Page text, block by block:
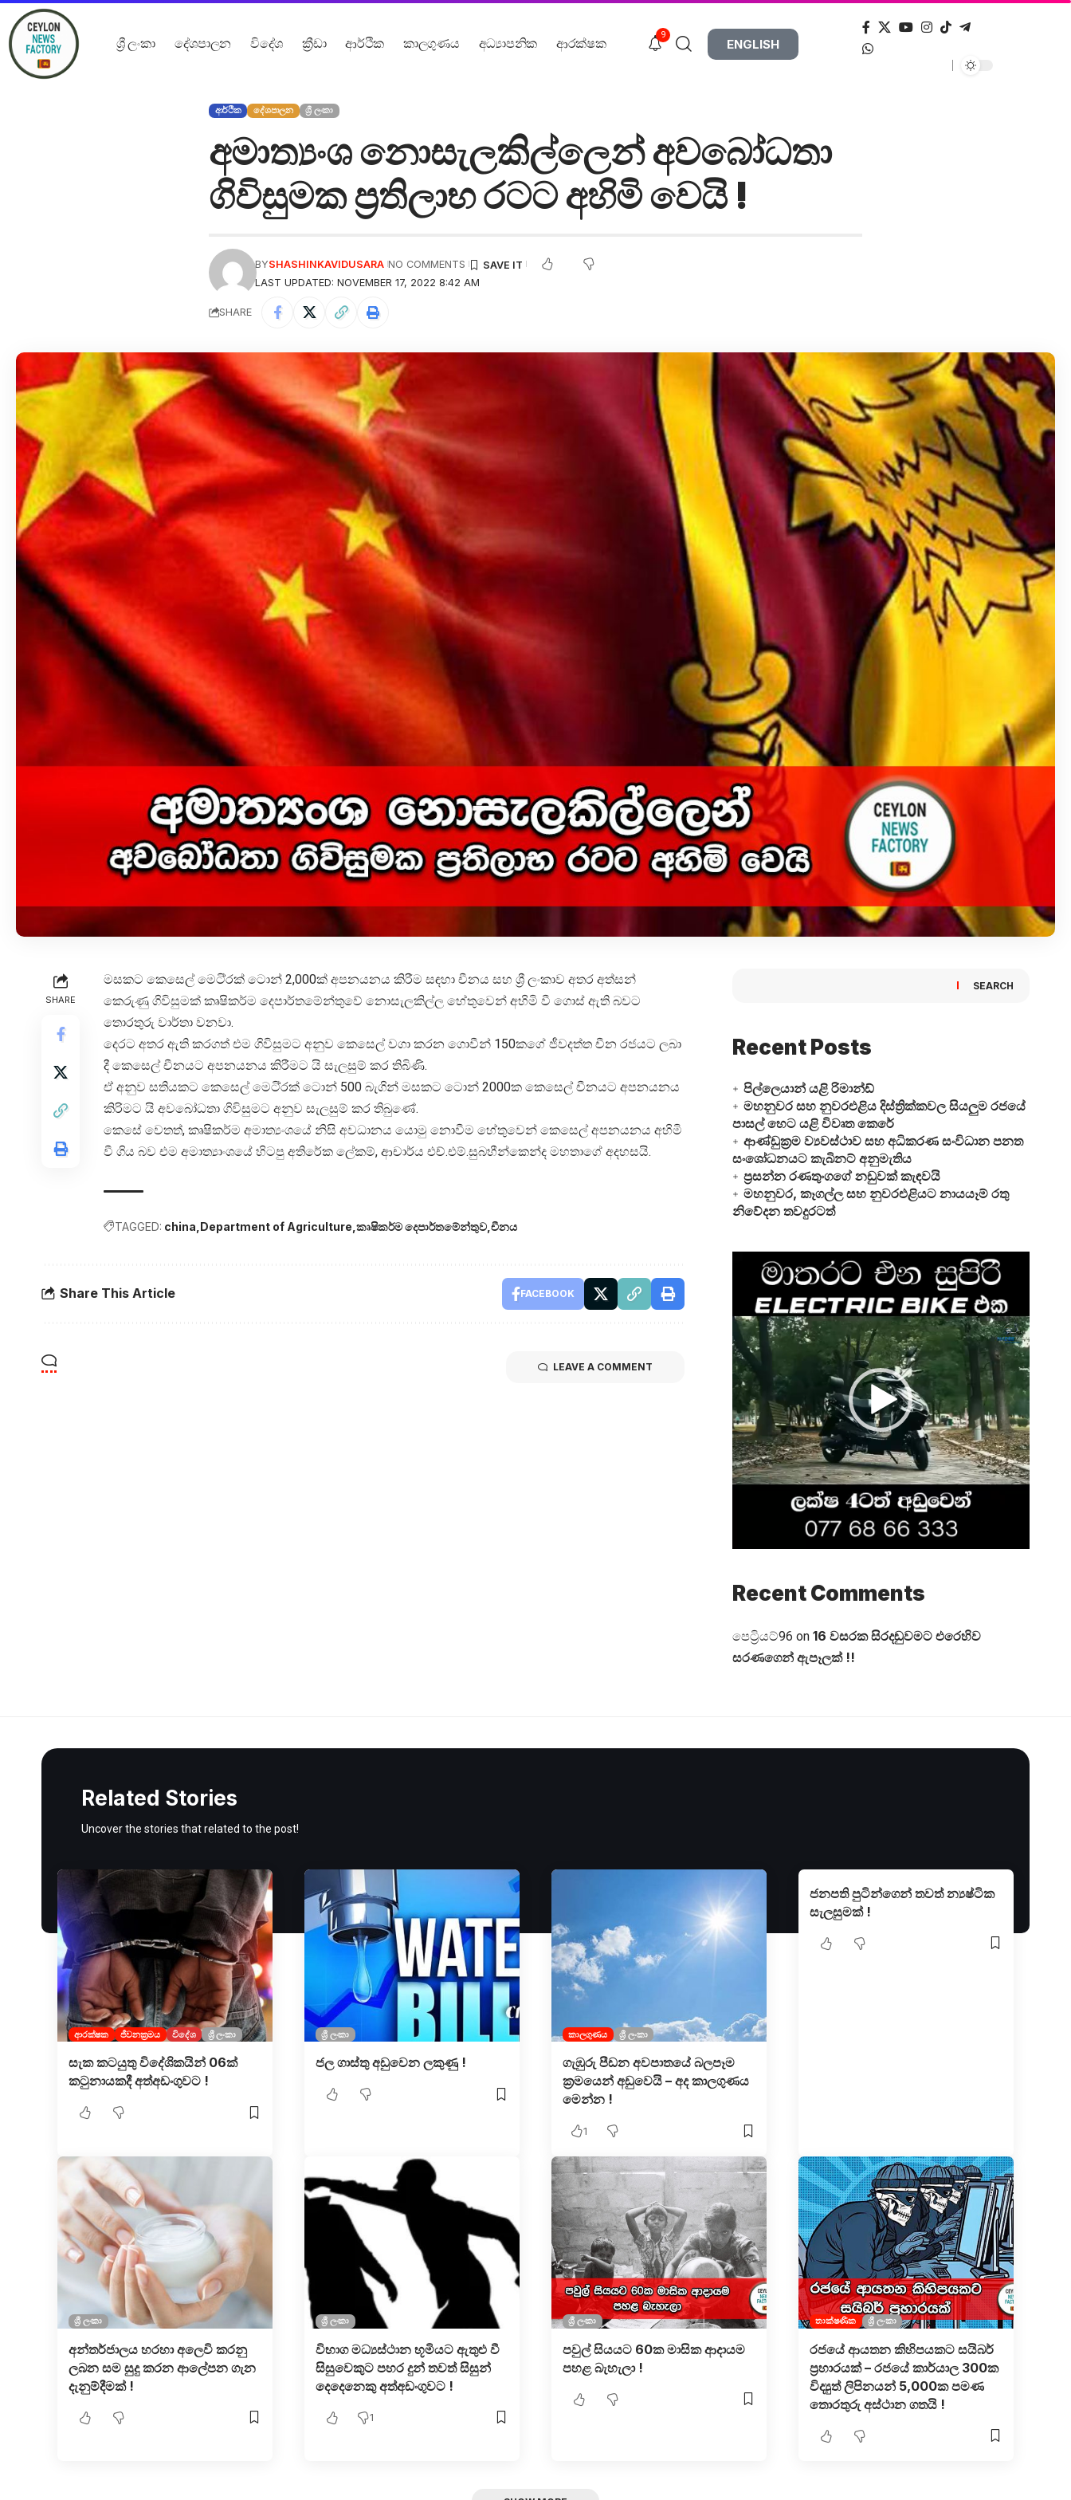
ශ්‍රී ලංකා දේශපාලන විදේශ ක්‍රීඩා ආර්ථික කාලගුණය අධ්‍යාපනික ආරක්ෂක
9
ENGLISH
ආර්ථික දේශපාලන ශ්‍රී ලංකා
අමාත්‍යංශ නොසැලකිල්ලෙන් අවබෝධතා
ගිවිසුමක ප්‍රතිලාභ රටට අහිමි වෙයි !
LAST UPDATED: NOVEMBER 17, 2022 8:42 AM
BYSHASHINKAVIDUSARA NO COMMENTS
SHARE
SHARE
මසකට කෙසෙල් මෙටි්රක් ටොන් 2,000ක් අපනයනය කිරීම සඳහා චීනය සහ ශ්‍රී ලංකාව අතර අත්සන්
කෙරුණු ගිවිසුමක් කෘෂිකර්ම දෙපාර්තමේන්තුවේ නොසැලකිල්ල හේතුවෙන් අහිමි වී ගොස් ඇති බවට
තොරතුරු වාර්තා වනවා.
දෙරට අතර ඇති කරගත් එම ගිවිසුමට අනුව කෙසෙල් වගා කරන ගොවීන් 150කගේ ජීවදත්ත චීන රජයට ලබා
දී කෙසෙල් චීනයට අපනයනය කිරීමට යි සැලසුම් කර තිබිණි.
ඒ අනුව සතියකට කෙසෙල් මෙටි්‍රක් ටොන් 500 බැගින් මසකට ටොන් 2000ක කෙසෙල් චීනයට අපනයනය
කිරිමට යි අවබෝධතා ගිවිසුමට අනුව සැලසුම් කර තිබුණේ.
කෙසේ වෙතත්, කෘෂිකර්ම අමාත්‍යංශයේ නිසි අවධානය යොමු නොවීම හේතුවෙන් කෙසෙල් අපනයනය අහිමි
වී ගිය බව එම අමාත්‍යාංශයේ හිටපු අතිරේක ලේකම්, ආචාර්ය එච්.එම්.සුබහීන්කෙන්ද මහතාගේ අදහසයි.
TAGGED: china Department of Agriculture කෘෂිකර්ම දෙපාර්තමේන්තුව චීනය
Share This Article FACEBOOK
LEAVE A COMMENT
SEARCH
Recent Posts
පිල්ලෙයාන් යළි රිමාන්ඩ්
මහනුවර සහ නුවරඑළිය දිස්ත්‍රික්කවල සියලුම රජයේ
පාසල් හෙට යළි විවෘත කෙරේ
ආණ්ඩුක්‍රම ව්‍යවස්ථාව සහ අධිකරණ සංවිධාන පනත
සංශෝධනයට කැබිනට් අනුමැතිය
ප්‍රසන්න රණතුංගගේ නඩුවක් කැඳවයි
මහනුවර, කෑගල්ල සහ නුවරඑළියට නායයෑම් රතු
නිවේදන තවදුරටත්
Video
Player
Recent Comments
පෙට්‍රියට්96 on 16 වසරක සිරදඬුවමට එරෙහිව
සරණගෙන් ඇපෑලක් !!
Related Stories
Uncover the stories that related to the post!
ආරක්ෂක ජීවනක්‍රමය විදේශ ශ්‍රී ලංකා
සැක කටයුතු විදේශිකයින් 06ක්
කටුනායකදී අත්අඩංගුවට !
ශ්‍රී ලංකා
ජල ගාස්තු අඩුවෙන ලකුණු !
කාලගුණය ශ්‍රී ලංකා
ගැඹුරු පීඩන අවපාතයේ බලපෑම
ක්‍රමයෙන් අඩුවෙයි – අද කාලගුණය
මෙන්න !
1
ජනපති පුටින්ගෙන් තවත් න්‍යෂ්ටික
සැලසුමක් !
ශ්‍රී ලංකා
අන්තර්ජාලය හරහා අලෙවි කරනු
ලබන සම සුදු කරන ආලේපන ගැන
දැනුම්දීමක් !
ශ්‍රී ලංකා
විභාග මධ්‍යස්ථාන භූමියට ඇතුළු වී
සිසුවෙකුට පහර දුන් තවත් සිසුන්
දෙදෙනෙකු අත්අඩංගුවට !
1
ශ්‍රී ලංකා
පවුල් සියයට 60ක මාසික ආදායම
පහළ බැහැලා !
තාක්ෂණික ශ්‍රී ලංකා
රජයේ ආයතන කිහිපයකට සයිබර්
ප්‍රහාරයක් – රජයේ කාර්යාල 300ක
විද්‍යුත් ලිපිනයන් 5,000ක පමණ
තොරතුරු අස්ථාන ගතයි !